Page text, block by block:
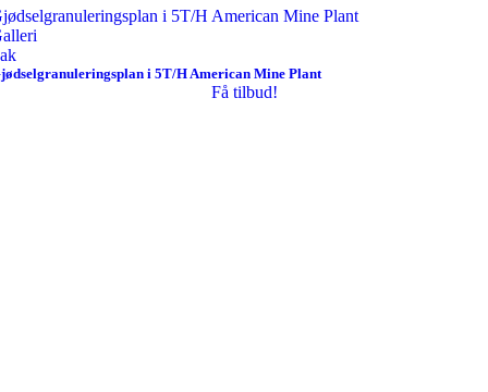
i 5T/H American Mine Plant
i 5T/H American Mine Plant
Få tilbud!